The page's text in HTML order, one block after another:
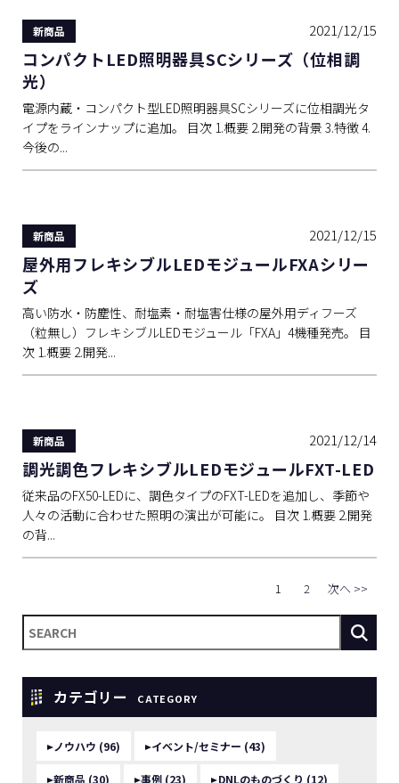
新商品 2021/12/15
コンパクトLED照明器具SCシリーズ（位相調
光）
電源内蔵・コンパクト型LED照明器具SCシリーズに位相調光タ
イプをラインナップに追加。 目次 1.概要 2.開発の背景 3.特徴 4.
今後の...
新商品 2021/12/15
屋外用フレキシブルLEDモジュールFXAシリー
ズ
高い防水・防塵性、耐塩素・耐塩害仕様の屋外用ディフーズ
（粒無し）フレキシブルLEDモジュール「FXA」4機種発売。 目
次 1.概要 2.開発...
新商品 2021/12/14
調光調色フレキシブルLEDモジュールFXT-LED
従来品のFX50-LEDに、調色タイプのFXT-LEDを追加し、季節や
人々の活動に合わせた照明の演出が可能に。 目次 1.概要 2.開発
の背...
1 2 次へ >>
カテゴリー CATEGORY
ノウハウ (96) イベント/セミナー (43)
新商品 (30) 事例 (23) DNLのものづくり (12)